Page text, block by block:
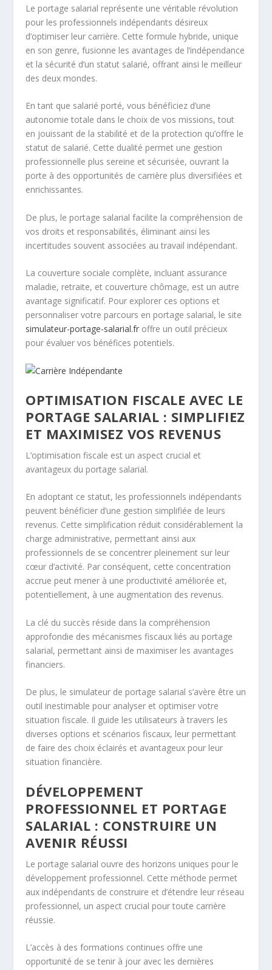
Le portage salarial représente une véritable révolution
pour les professionnels indépendants désireux
d’optimiser leur carrière. Cette formule hybride, unique
en son genre, fusionne les avantages de l’indépendance
et la sécurité d’un statut salarié, offrant ainsi le meilleur
des deux mondes.
En tant que salarié porté, vous bénéficiez d’une
autonomie totale dans le choix de vos missions, tout
en jouissant de la stabilité et de la protection qu’offre le
statut de salarié. Cette dualité permet une gestion
professionnelle plus sereine et sécurisée, ouvrant la
porte à des opportunités de carrière plus diversifiées et
enrichissantes.
De plus, le portage salarial facilite la compréhension de
vos droits et responsabilités, éliminant ainsi les
incertitudes souvent associées au travail indépendant.
La couverture sociale complète, incluant assurance
maladie, retraite, et couverture chômage, est un autre
avantage significatif. Pour explorer ces options et
personnaliser votre parcours en portage salarial, le site
simulateur-portage-salarial.fr offre un outil précieux
pour évaluer vos bénéfices potentiels.
OPTIMISATION FISCALE AVEC LE
PORTAGE SALARIAL : SIMPLIFIEZ
ET MAXIMISEZ VOS REVENUS
L’optimisation fiscale est un aspect crucial et
avantageux du portage salarial.
En adoptant ce statut, les professionnels indépendants
peuvent bénéficier d’une gestion simplifiée de leurs
revenus. Cette simplification réduit considérablement la
charge administrative, permettant ainsi aux
professionnels de se concentrer pleinement sur leur
cœur d’activité. Par conséquent, cette concentration
accrue peut mener à une productivité améliorée et,
potentiellement, à une augmentation des revenus.
La clé du succès réside dans la compréhension
approfondie des mécanismes fiscaux liés au portage
salarial, permettant ainsi de maximiser les avantages
financiers.
De plus, le simulateur de portage salarial s’avère être un
outil inestimable pour analyser et optimiser votre
situation fiscale. Il guide les utilisateurs à travers les
diverses options et scénarios fiscaux, leur permettant
de faire des choix éclairés et avantageux pour leur
situation financière.
DÉVELOPPEMENT
PROFESSIONNEL ET PORTAGE
SALARIAL : CONSTRUIRE UN
AVENIR RÉUSSI
Le portage salarial ouvre des horizons uniques pour le
développement professionnel. Cette méthode permet
aux indépendants de construire et d’étendre leur réseau
professionnel, un aspect crucial pour toute carrière
réussie.
L’accès à des formations continues offre une
opportunité de se tenir à jour avec les dernières